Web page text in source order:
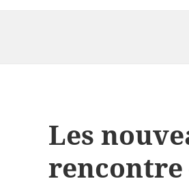
Les
rencontre